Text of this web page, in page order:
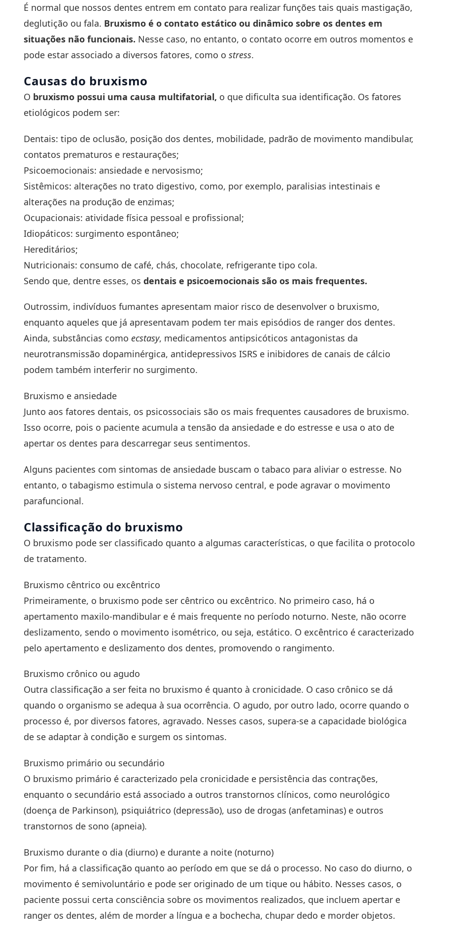
É normal que nossos dentes entrem em contato para realizar funções tais quais mastigação,
deglutição ou fala. Bruxismo é o contato estático ou dinâmico sobre os dentes em
situações não funcionais. Nesse caso, no entanto, o contato ocorre em outros momentos e
pode estar associado a diversos fatores, como o stress.
Causas do bruxismo
O bruxismo possui uma causa multifatorial, o que dificulta sua identificação. Os fatores
etiológicos podem ser:
Dentais: tipo de oclusão, posição dos dentes, mobilidade, padrão de movimento mandibular,
contatos prematuros e restaurações;
Psicoemocionais: ansiedade e nervosismo;
Sistêmicos: alterações no trato digestivo, como, por exemplo, paralisias intestinais e
alterações na produção de enzimas;
Ocupacionais: atividade física pessoal e profissional;
Idiopáticos: surgimento espontâneo;
Hereditários;
Nutricionais: consumo de café, chás, chocolate, refrigerante tipo cola.
Sendo que, dentre esses, os dentais e psicoemocionais são os mais frequentes.
Outrossim, indivíduos fumantes apresentam maior risco de desenvolver o bruxismo,
enquanto aqueles que já apresentavam podem ter mais episódios de ranger dos dentes.
Ainda, substâncias como ecstasy, medicamentos antipsicóticos antagonistas da
neurotransmissão dopaminérgica, antidepressivos ISRS e inibidores de canais de cálcio
podem também interferir no surgimento.
Bruxismo e ansiedade
Junto aos fatores dentais, os psicossociais são os mais frequentes causadores de bruxismo.
Isso ocorre, pois o paciente acumula a tensão da ansiedade e do estresse e usa o ato de
apertar os dentes para descarregar seus sentimentos.
Alguns pacientes com sintomas de ansiedade buscam o tabaco para aliviar o estresse. No
entanto, o tabagismo estimula o sistema nervoso central, e pode agravar o movimento
parafuncional.
Classificação do bruxismo
O bruxismo pode ser classificado quanto a algumas características, o que facilita o protocolo
de tratamento.
Bruxismo cêntrico ou excêntrico
Primeiramente, o bruxismo pode ser cêntrico ou excêntrico. No primeiro caso, há o
apertamento maxilo-mandibular e é mais frequente no período noturno. Neste, não ocorre
deslizamento, sendo o movimento isométrico, ou seja, estático. O excêntrico é caracterizado
pelo apertamento e deslizamento dos dentes, promovendo o rangimento.
Bruxismo crônico ou agudo
Outra classificação a ser feita no bruxismo é quanto à cronicidade. O caso crônico se dá
quando o organismo se adequa à sua ocorrência. O agudo, por outro lado, ocorre quando o
processo é, por diversos fatores, agravado. Nesses casos, supera-se a capacidade biológica
de se adaptar à condição e surgem os sintomas.
Bruxismo primário ou secundário
O bruxismo primário é caracterizado pela cronicidade e persistência das contrações,
enquanto o secundário está associado a outros transtornos clínicos, como neurológico
(doença de Parkinson), psiquiátrico (depressão), uso de drogas (anfetaminas) e outros
transtornos de sono (apneia).
Bruxismo durante o dia (diurno) e durante a noite (noturno)
Por fim, há a classificação quanto ao período em que se dá o processo. No caso do diurno, o
movimento é semivoluntário e pode ser originado de um tique ou hábito. Nesses casos, o
paciente possui certa consciência sobre os movimentos realizados, que incluem apertar e
ranger os dentes, além de morder a língua e a bochecha, chupar dedo e morder objetos.